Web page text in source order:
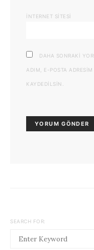
İNTERNET SITESI
DAHA SONRAKI
ADIM, E-POSTA
KAYDEDILSIN.
SEARCH FOR: